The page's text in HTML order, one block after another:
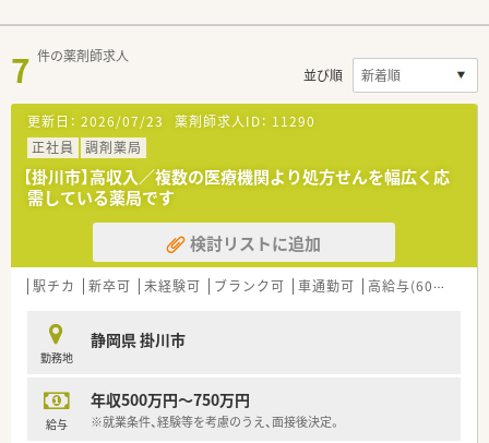
7 件の薬剤師求人
並び順
更新日： 2026/07/23 薬剤師求人ID： 11290
正社員
調剤薬局
【掛川市】高収入／複数の医療機関より処方せんを幅広く応
需している薬局です
検討リストに追加
駅チカ 新卒可 未経験可 ブランク可 車通勤可 高給与(600万円以上)
勤務地
静岡県 掛川市
給与
年収500万円～750万円
※就業条件、経験等を考慮のうえ、面接後決定。